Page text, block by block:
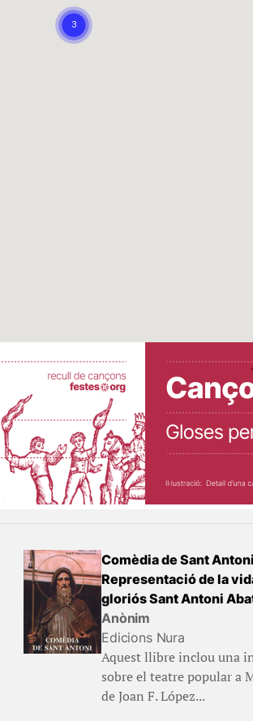
Comèdia de Sant
Representació de la
gloriós Sant Antoni
Anònim
Edicions Nura
Aquest llibre inclou una
sobre el teatre popular a
de Joan F. López...